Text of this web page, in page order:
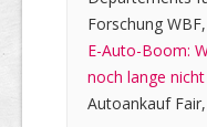
Forschung
E-Auto-Boom:
noch lange
Autoankauf